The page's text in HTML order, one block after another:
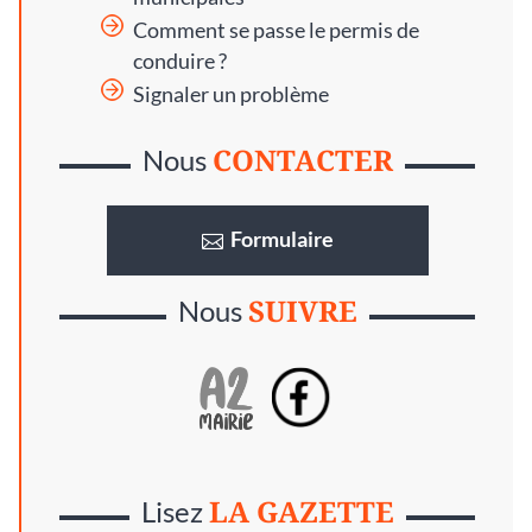
Comment se passe le permis de
conduire ?
Signaler un problème
Nous CONTACTER
Formulaire
NousSUIVRE
LisezLA GAZETTE